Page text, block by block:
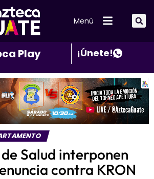
Menú
Play ¡Únete!
Salud interponen
contra KRON